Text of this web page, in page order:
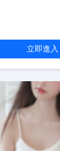
立即進入